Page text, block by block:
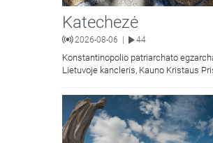
Katechezė
2026-08-06 44
Konstantinopolio patriarchato
Lietuvoje kancleris, Kauno Kristaus
kunigas Vitalijus Mockus pasakoja
Kristaus Atsimainymo šventę.